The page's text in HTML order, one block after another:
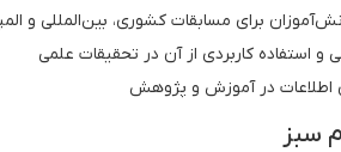
برای مسابقات کشوری، بین‌المللی و
استفاده کاربردی از آن در تحقیقات علمی
اطلاعات در آموزش و پژوهش
سبز